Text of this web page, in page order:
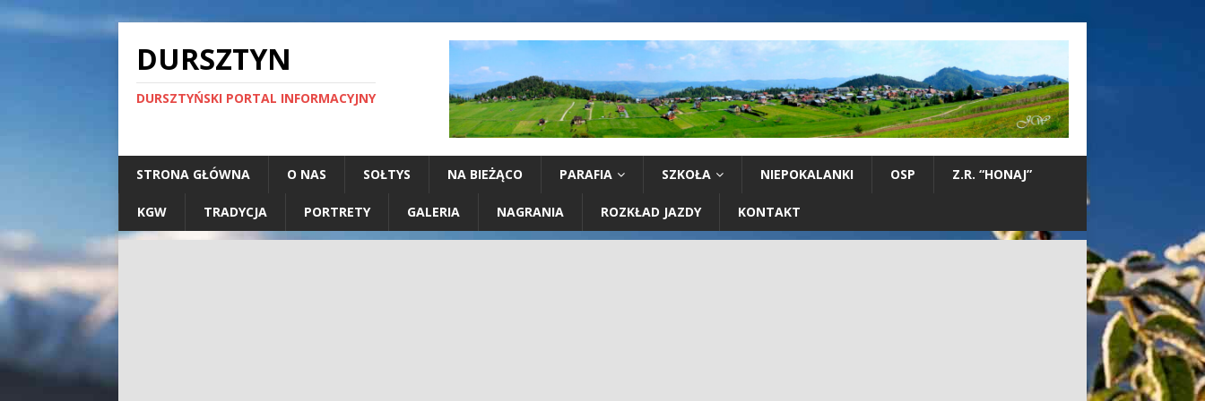
DURSZTYN
DURSZTYŃSKI PORTAL INFORMACYJNY
STRONA GŁÓWNA O NAS SOŁTYS NA BIEŻĄCO PARAFIA SZKOŁA NIEPOKALANKI OSP Z.R. “HONAJ”
KGW TRADYCJA PORTRETY GALERIA NAGRANIA ROZKŁAD JAZDY KONTAKT